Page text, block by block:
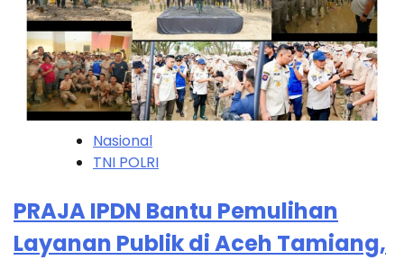
Nasional
TNI POLRI
PRAJA IPDN Bantu Pemulihan
Layanan Publik di Aceh Tamiang,